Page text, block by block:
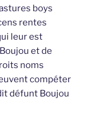
boys
rentes
leur est
et de
noms
compéter
défunt Boujou